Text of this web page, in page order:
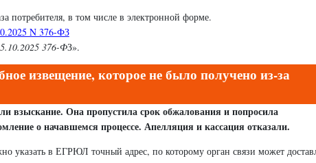
потребителя, в том числе в электронной форме.
N 376-ФЗ
376-ФЗ».
извещение, которое не было получено из-за
взыскание. Она пропустила срок обжалования и попросила
о начавшемся процессе. Апелляция и кассация отказали.
в ЕГРЮЛ точный адрес, по которому орган связи может